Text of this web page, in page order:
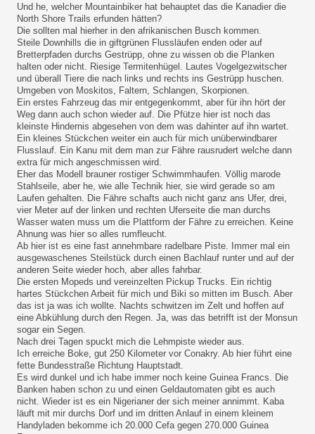
Und he, welcher Mountainbiker hat behauptet das die Kanadier die
North Shore Trails erfunden hätten?
Die sollten mal hierher in den afrikanischen Busch kommen.
Steile Downhills die in giftgrünen Flussläufen enden oder auf
Bretterpfaden durchs Gestrüpp, ohne zu wissen ob die Planken
halten oder nicht. Riesige Termitenhügel. Lautes Vogelgezwitscher
und überall Tiere die nach links und rechts ins Gestrüpp huschen.
Umgeben von Moskitos, Faltern, Schlangen, Skorpionen.
Ein erstes Fahrzeug das mir entgegenkommt, aber für ihn hört der
Weg dann auch schon wieder auf. Die Pfütze hier ist noch das
kleinste Hindernis abgesehen von dem was dahinter auf ihn wartet.
Ein kleines Stückchen weiter ein auch für mich unüberwindbarer
Flusslauf. Ein Kanu mit dem man zur Fähre rausrudert welche dann
extra für mich angeschmissen wird.
Eher das Modell brauner rostiger Schwimmhaufen. Völlig marode
Stahlseile, aber he, wie alle Technik hier, sie wird gerade so am
Laufen gehalten. Die Fähre schafts auch nicht ganz ans Ufer, drei,
vier Meter auf der linken und rechten Uferseite die man durchs
Wasser waten muss um die Plattform der Fähre zu erreichen. Keine
Ahnung was hier so alles rumfleucht.
Ab hier ist es eine fast annehmbare radelbare Piste. Immer mal ein
ausgewaschenes Steilstück durch einen Bachlauf runter und auf der
anderen Seite wieder hoch, aber alles fahrbar.
Die ersten Mopeds und vereinzelten Pickup Trucks. Ein richtig
hartes Stückchen Arbeit für mich und Biki so mitten im Busch. Aber
das ist ja was ich wollte. Nachts schwitzen im Zelt und hoffen auf
eine Abkühlung durch den Regen. Ja, was das betrifft ist der Monsun
sogar ein Segen.
Nach drei Tagen spuckt mich die Lehmpiste wieder aus.
Ich erreiche Boke, gut 250 Kilometer vor Conakry. Ab hier führt eine
fette Bundesstraße Richtung Hauptstadt.
Es wird dunkel und ich habe immer noch keine Guinea Francs. Die
Banken haben schon zu und einen Geldautomaten gibt es auch
nicht. Wieder ist es ein Nigerianer der sich meiner annimmt. Kaba
läuft mit mir durchs Dorf und im dritten Anlauf in einem kleinem
Handyladen bekomme ich 20.000 Cefa gegen 270.000 Guinea